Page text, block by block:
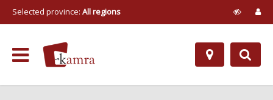
Selected province: All regions